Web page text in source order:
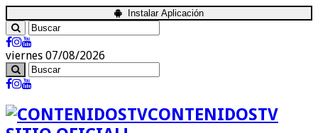
Instalar Aplicación
viernes 07/08/2026
CONTENIDOSTV